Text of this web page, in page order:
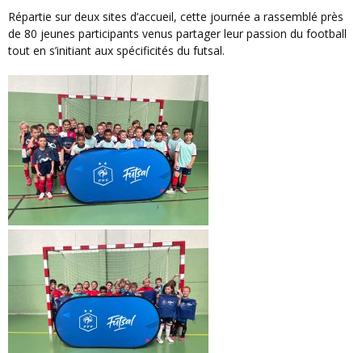
Répartie sur deux sites d’accueil, cette journée a rassemblé près
de 80 jeunes participants venus partager leur passion du football
tout en s’initiant aux spécificités du futsal.